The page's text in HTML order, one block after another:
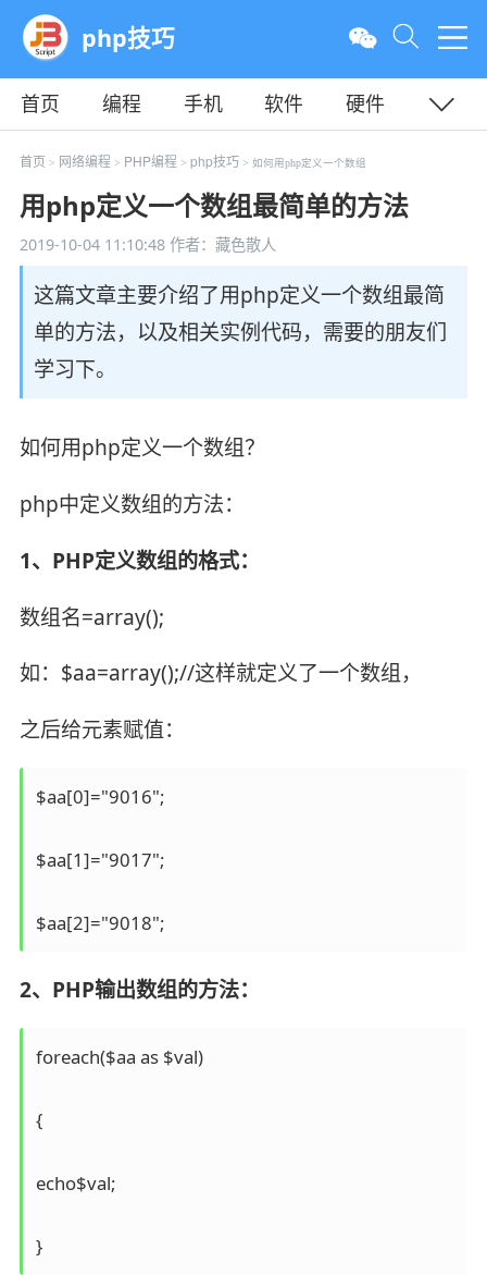
php技巧
首页 编程 手机 软件
硬件
教程
平面 服务器
首页 > 网络编程 > PHP编程 > php技巧 > 如何用php定义一个数组
用php定义一个数组最简单的方法
2019-10-04 11:10:48作者：藏色散人
这篇文章主要介绍了用php定义一个数组最简
单的方法，以及相关实例代码，需要的朋友们
学习下。
如何用php定义一个数组？
php中定义数组的方法：
1、PHP定义数组的格式：
数组名=array();
如：$aa=array();//这样就定义了一个数组，
之后给元素赋值：
$aa[0]="9016";
$aa[1]="9017";
$aa[2]="9018";
2、PHP输出数组的方法：
foreach($aa as $val)
{
echo$val;
}